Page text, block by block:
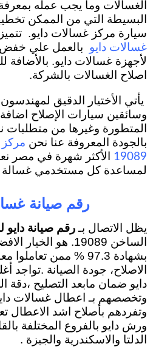
الغسالات وما يجب عمله
البسيطة التي من الممكن
سيارة مركز غسالات دايو.
غسالات دايو
بالعمل علي خفض
لأجهزة غسالات دايو.
اصلاح الغسالات بالشركة.
يأتي الأختيار الدقيق
وسائقين سيارات الإصلاح
المتطورة وغيرها من متطلبات
بالجودة المعروفة عنا نحن مركز
19089
لمساعدة كل مستخدمي غسالة
رقم صيانة
يظل الاتصال بـرقم صيانة دايو
الساخن 19089. هو
بشهادة 97.3 % ممن
الاصلاح، جودة الصيانة
دايو ضمان مابعد التصليح ،دقة
وتخصصهم بـ اعطال غسالات
وتفردهم بأصلاح اشد الاعطال
ورش دايو بالفروع المختلفة
الدلتا والاسكندرية والجيزة .